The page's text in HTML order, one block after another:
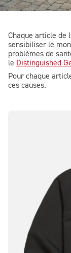
Chaque article de
sensibiliser le
problèmes de
le Distinguished
Pour chaque
ces causes.